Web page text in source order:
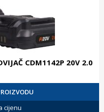
CDM1142P 20V 2.0
cijenu